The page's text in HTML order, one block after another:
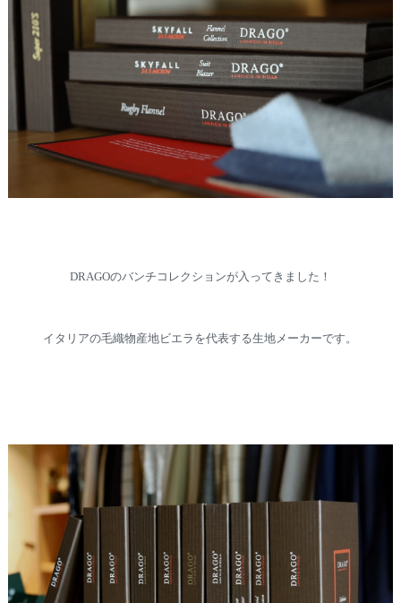
DRAGOのバンチコレクションが入ってきました！
イタリアの毛織物産地ビエラを代表する生地メーカーです。